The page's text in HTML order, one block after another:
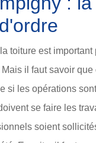
toiture est
il faut savoir
si les opérations
se faire les
soient